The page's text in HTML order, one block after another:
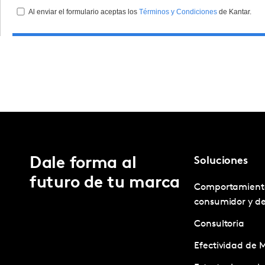
Dale forma al
futuro de tu marca
Soluciones
consumidor y
Consultoria
Efectividad de